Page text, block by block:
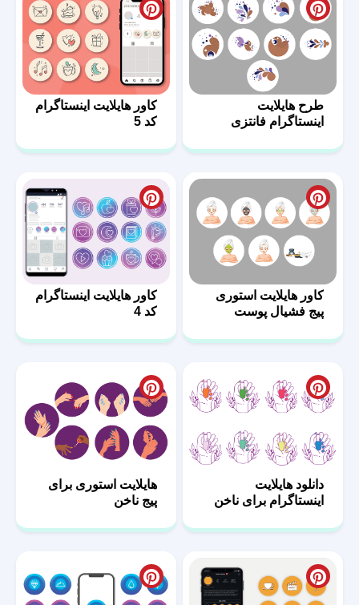
طرح هایلایت
اینستاگرام فانتزی
کاور هایلایت اینستاگرام
کد 5
کاور هایلایت استوری
پیج فشیال پوست
کاور هایلایت اینستاگرام
کد 4
دانلود هایلایت
اینستاگرام برای ناخن
هایلایت استوری برای
پیج ناخن